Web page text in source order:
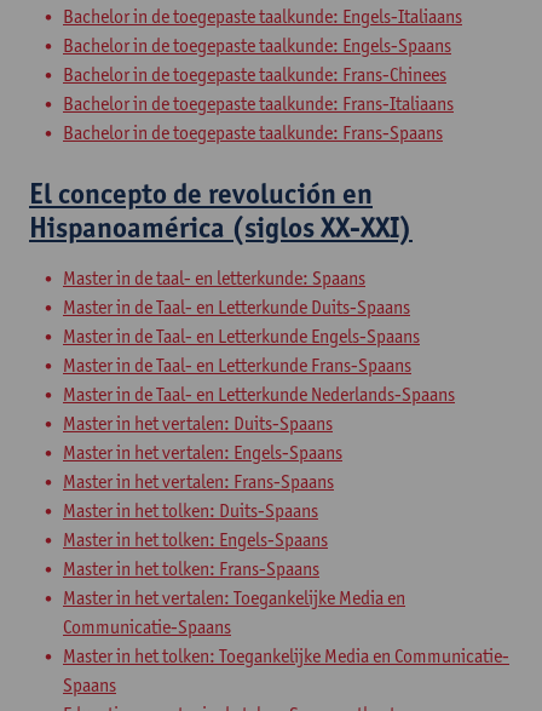
Bachelor in de toegepaste taalkunde: Engels-Italiaans
Bachelor in de toegepaste taalkunde: Engels-Spaans
Bachelor in de toegepaste taalkunde: Frans-Chinees
Bachelor in de toegepaste taalkunde: Frans-Italiaans
Bachelor in de toegepaste taalkunde: Frans-Spaans
El concepto de revolución en
Hispanoamérica (siglos XX-XXI)
Master in de taal- en letterkunde: Spaans
Master in de Taal- en Letterkunde Duits-Spaans
Master in de Taal- en Letterkunde Engels-Spaans
Master in de Taal- en Letterkunde Frans-Spaans
Master in de Taal- en Letterkunde Nederlands-Spaans
Master in het vertalen: Duits-Spaans
Master in het vertalen: Engels-Spaans
Master in het vertalen: Frans-Spaans
Master in het tolken: Duits-Spaans
Master in het tolken: Engels-Spaans
Master in het tolken: Frans-Spaans
Master in het vertalen: Toegankelijke Media en
Communicatie-Spaans
Master in het tolken: Toegankelijke Media en Communicatie-
Spaans